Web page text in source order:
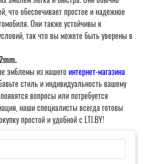
что обеспечивает простое и надежное
Они также устойчивы к
так что вы можете быть уверены в
эмблемы из нашего интернет-магазина
стиль и индивидуальность вашему
вопросы или потребуется
наши специалисты всегда готовы
простой и удобной с LTI.BY!